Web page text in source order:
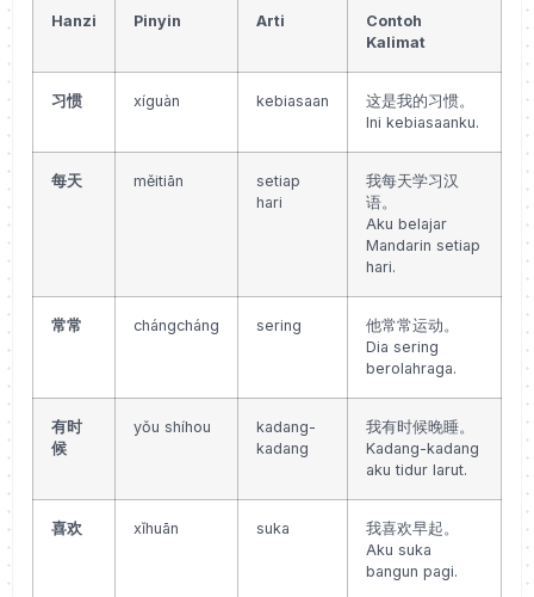
Hanzi Pinyin Arti
Contoh
Kalimat
习惯 xíguàn kebiasaan
这是我的习惯。
Ini kebiasaanku.
每天 měitiān
setiap
hari
我每天学习汉
语。
Aku belajar
Mandarin setiap
hari.
常常 chángcháng sering
他常常运动。
Dia sering
berolahraga.
有时
候
yǒu shíhou
kadang-
kadang
我有时候晚睡。
Kadang-kadang
aku tidur larut.
喜欢 xǐhuān suka
我喜欢早起。
Aku suka
bangun pagi.